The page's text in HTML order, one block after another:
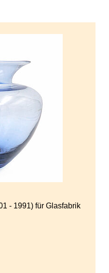
- 1991) für Glasfabrik